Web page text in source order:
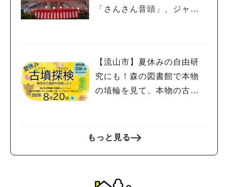
「さんさん音頭」、ジャ
【流山市】夏休みの自由研
究にも！森の図書館で本物
の埴輪を見て、本物の古墳
もっと見る